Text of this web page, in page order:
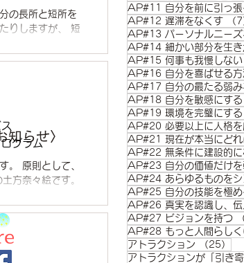
の長所と短所を
りしますが、 短
らせ〉
。 原則として、
方奈々絵です。
につけたら、世
AP#11 自分を前に引っ張
AP#12 遅滞をなくす
（
AP#13 パーソナルニーズ
AP#14 細かい部分を生き
AP#15 何事も我慢しない
AP#16 自分を喜ばせる方
AP#17 自分の最たる弱み
AP#18 自分を敏感にする
AP#19 環境を完璧にする
AP#20 必要以上に人格を
AP#21 現在が本当にどれ
AP#22 無条件に建設的に
AP#23 自分の価値だけを
AP#24 あらゆるものをシ
AP#25 自分の技能を極め
AP#26 真実を認識し、伝
AP#27 ビジョンを持つ
AP#28 もっと人間らしく
アトラクション
（25）
アトラクションが「引き
グラム